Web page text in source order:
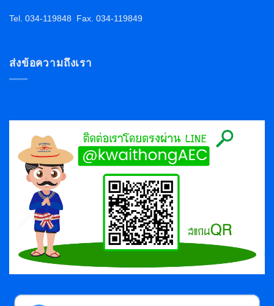
Tel. 034-119848 Fax. 034-119849
ส่งข้อความถึงเรา